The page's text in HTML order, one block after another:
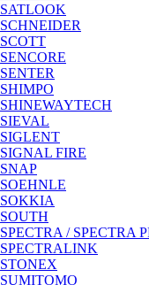
SATLOOK
SCHNEIDER
SCOTT
SENCORE
SENTER
SHIMPO
SHINEWAYTECH
SIEVAL
SIGLENT
SIGNAL FIRE
SNAP
SOEHNLE
SOKKIA
SOUTH
SPECTRA / SPECTRA
SPECTRALINK
STONEX
SUMITOMO